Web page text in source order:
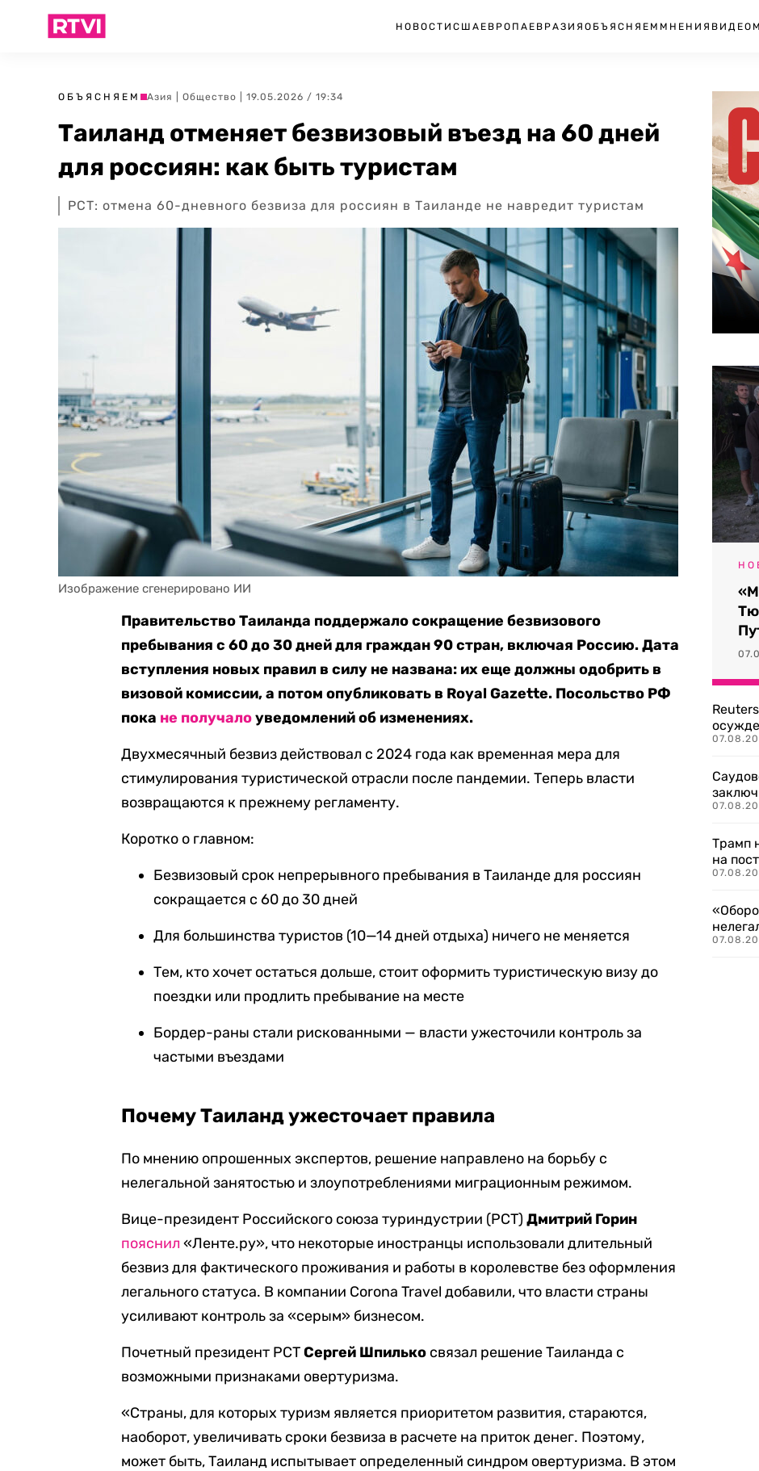
НОВОСТИ США ЕВРОПА ЕВРАЗИЯ ОБЪЯСНЯЕМ МНЕНИЯ ВИДЕО
ОБЪЯСНЯЕМ Азия Общество | 19.05.2026 / 19:34
Таиланд отменяет безвизовый въезд на 60 дней
для россиян: как быть туристам
РСТ: отмена 60-дневного безвиза для россиян в Таиланде не навредит туристам
Изображение сгенерировано ИИ
Правительство Таиланда поддержало сокращение безвизового
пребывания с 60 до 30 дней для граждан 90 стран, включая Россию. Дата
вступления новых правил в силу не названа: их еще должны одобрить в
визовой комиссии, а потом опубликовать в Royal Gazette. Посольство РФ
пока не получалоуведомлений об изменениях.
Двухмесячный безвиз действовал с 2024 года как временная мера для
стимулирования туристической отрасли после пандемии. Теперь власти
возвращаются к прежнему регламенту.
Коротко о главном:
Безвизовый срок непрерывного пребывания в Таиланде для россиян
сокращается с 60 до 30 дней
Для большинства туристов (10—14 дней отдыха) ничего не меняется
Тем, кто хочет остаться дольше, стоит оформить туристическую визу до
поездки или продлить пребывание на месте
Бордер-раны стали рискованными — власти ужесточили контроль за
частыми въездами
Почему Таиланд ужесточает правила
По мнению опрошенных экспертов, решение направлено на борьбу с
нелегальной занятостью и злоупотреблениями миграционным режимом.
Вице-президент Российского союза туриндустрии (РСТ) Дмитрий Горин
пояснил «Ленте.ру», что некоторые иностранцы использовали длительный
безвиз для фактического проживания и работы в королевстве без оформления
легального статуса. В компании Corona Travel добавили, что власти страны
усиливают контроль за «серым» бизнесом.
Почетный президент РСТСергей Шпилько связал решение Таиланда с
возможными признаками овертуризма.
«Страны, для которых туризм является приоритетом развития, стараются,
наоборот, увеличивать сроки безвиза в расчете на приток денег. Поэтому,
может быть, Таиланд испытывает определенный синдром овертуризма. В этом
Трамп
на